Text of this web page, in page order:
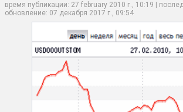
время публикации: 27 february 2010 г., 10:19 |
обновление: 07 декабря 2017 г., 09:54